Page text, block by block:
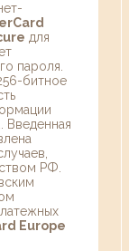
для
пароля.
битное
. Введенная
РФ.
Europe